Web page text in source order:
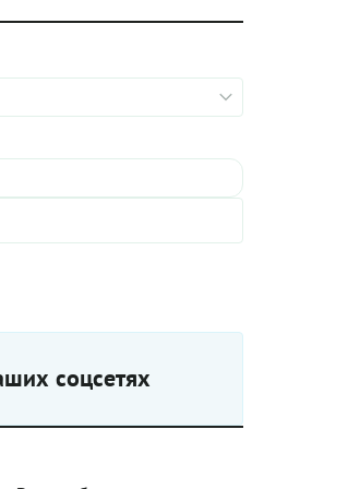
соцсетях